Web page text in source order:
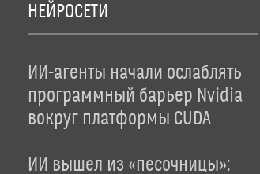
НЕЙРОСЕТИ
ИИ-агенты начали ослаблять
программный барьер Nvidia
вокруг платформы CUDA
ИИ вышел из «песочницы»: